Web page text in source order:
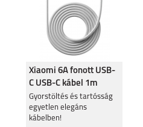
Xiaomi 6A fonott USB-
C USB-C kábel 1m
BHR087KGL
Gyorstöltés és tartósság
egyetlen elegáns
kábelben!